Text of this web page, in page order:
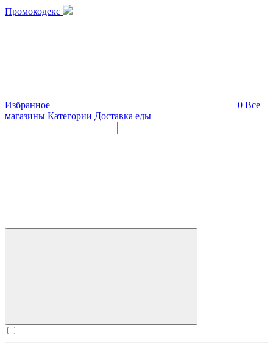
Промокодекс
Избранное 0 Все
магазины Категории Доставка еды